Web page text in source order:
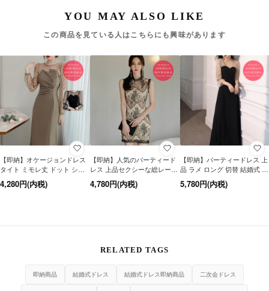
この商品を見ている人はこちらにも興味があります
【即納】オケージョンドレス
タイト ミモレ丈 ドット シー
スルー 上品 同窓会 ドレス 成
人式 二次会 結婚式 服装 20代
4,280円(内税)
【即納】人気のパーティード
レス 上品セクシーな総レース
のノースリーブミニワンピー
ス ドレス
4,780円(内税)
【即納】パーティードレス 上
品 ラメ ロング 切替 結婚式 お
呼ばれ ドレス 長袖 10代 20代
体型カバー
5,780円(内税)
RELATED TAGS
即納商品 結婚式ドレス 結婚式ドレス即納商品 二次会ドレス